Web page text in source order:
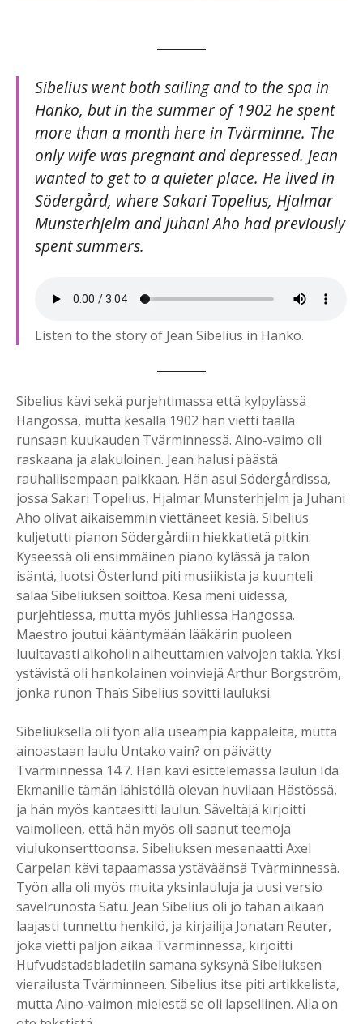
Sibelius went both sailing and to the spa in
Hanko, but in the summer of 1902 he spent
more than a month here in Tvärminne. The
only wife was pregnant and depressed. Jean
wanted to get to a quieter place. He lived in
Södergård, where Sakari Topelius, Hjalmar
Munsterhjelm and Juhani Aho had previously
spent summers.
Listen to the story of Jean Sibelius in Hanko.
Sibelius kävi sekä purjehtimassa että kylpylässä
Hangossa, mutta kesällä 1902 hän vietti täällä
runsaan kuukauden Tvärminnessä. Aino-vaimo oli
raskaana ja alakuloinen. Jean halusi päästä
rauhallisempaan paikkaan. Hän asui Södergårdissa,
jossa Sakari Topelius, Hjalmar Munsterhjelm ja Juhani
Aho olivat aikaisemmin viettäneet kesiä. Sibelius
kuljetutti pianon Södergårdiin hiekkatietä pitkin.
Kyseessä oli ensimmäinen piano kylässä ja talon
isäntä, luotsi Österlund piti musiikista ja kuunteli
salaa Sibeliuksen soittoa. Kesä meni uidessa,
purjehtiessa, mutta myös juhliessa Hangossa.
Maestro joutui kääntymään lääkärin puoleen
luultavasti alkoholin aiheuttamien vaivojen takia. Yksi
ystävistä oli hankolainen voinviejä Arthur Borgström,
jonka runon Thaïs Sibelius sovitti lauluksi.
Sibeliuksella oli työn alla useampia kappaleita, mutta
ainoastaan laulu Untako vain? on päivätty
Tvärminnessä 14.7. Hän kävi esittelemässä laulun Ida
Ekmanille tämän lähistöllä olevan huvilaan Hästössä,
ja hän myös kantaesitti laulun. Säveltäjä kirjoitti
vaimolleen, että hän myös oli saanut teemoja
viulukonserttoonsa. Sibeliuksen mesenaatti Axel
Carpelan kävi tapaamassa ystäväänsä Tvärminnessä.
Työn alla oli myös muita yksinlauluja ja uusi versio
sävelrunosta Satu. Jean Sibelius oli jo tähän aikaan
laajasti tunnettu henkilö, ja kirjailija Jonatan Reuter,
joka vietti paljon aikaa Tvärminnessä, kirjoitti
Hufvudstadsbladetiin samana syksynä Sibeliuksen
vierailusta Tvärminneen. Sibelius itse piti artikkelista,
mutta Aino-vaimon mielestä se oli lapsellinen. Alla on